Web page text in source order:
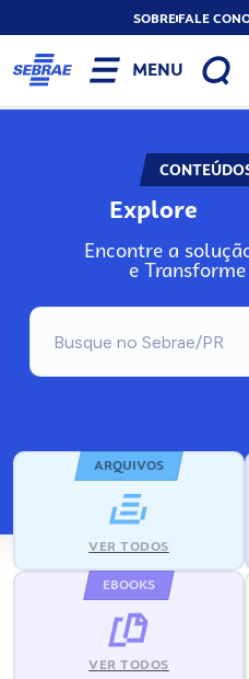
SOBREFALE
MENU
Explore
Encontre a
e
ARQUIVOS
VER TODOS
EBOOKS
VER TODOS